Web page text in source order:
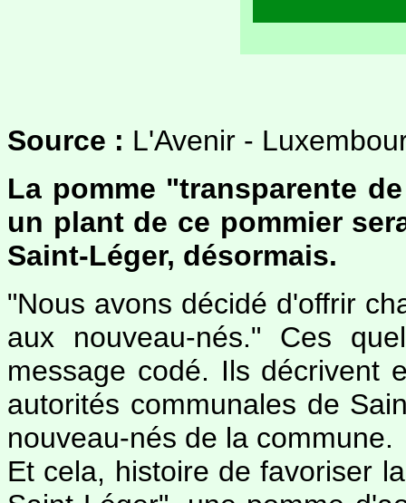
Source : L'Avenir -
La pomme "transparente
un plant de ce pommier
Saint-Léger, désormais.
"Nous avons décidé d'offrir
aux nouveau-nés." Ces
message codé. Ils décrivent
autorités communales de
nouveau-nés de la commune.
Et cela, histoire de favoriser